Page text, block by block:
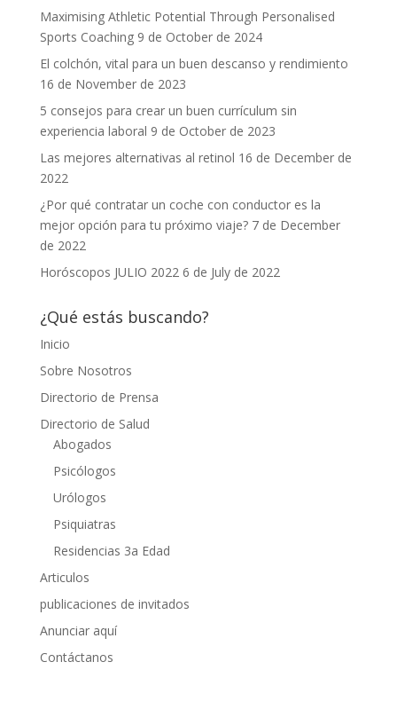
Maximising Athletic Potential Through Personalised
Sports Coaching 9 de October de 2024
El colchón, vital para un buen descanso y rendimiento
16 de November de 2023
5 consejos para crear un buen currículum sin
experiencia laboral 9 de October de 2023
Las mejores alternativas al retinol 16 de December de
2022
¿Por qué contratar un coche con conductor es la
mejor opción para tu próximo viaje? 7 de December
de 2022
Horóscopos JULIO 2022 6 de July de 2022
¿Qué estás buscando?
Inicio
Sobre Nosotros
Directorio de Prensa
Directorio de Salud
Abogados
Psicólogos
Urólogos
Psiquiatras
Residencias 3a Edad
Articulos
publicaciones de invitados
Anunciar aquí
Contáctanos